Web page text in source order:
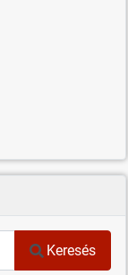
Keresés